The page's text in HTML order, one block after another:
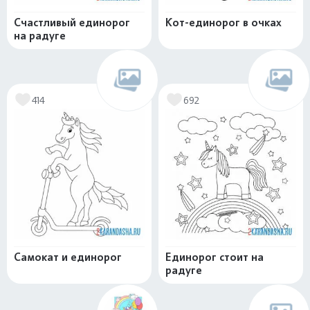
Счастливый единорог
на радуге
Кот-единорог в очках
414
Самокат и единорог
692
Единорог стоит на
радуге